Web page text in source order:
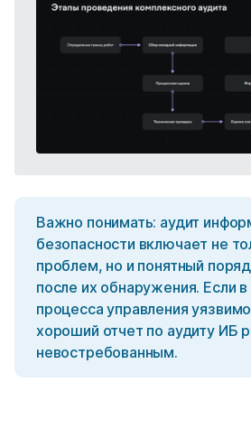
Важно понимать: аудит
безопасности включает не
проблем, но и понятный
после их обнаружения. Если
процесса управления
хороший отчет по аудиту ИБ
невостребованным.